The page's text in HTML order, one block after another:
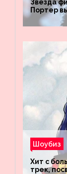
Звезда
Портер
Шоубиз
Хит с
трек,